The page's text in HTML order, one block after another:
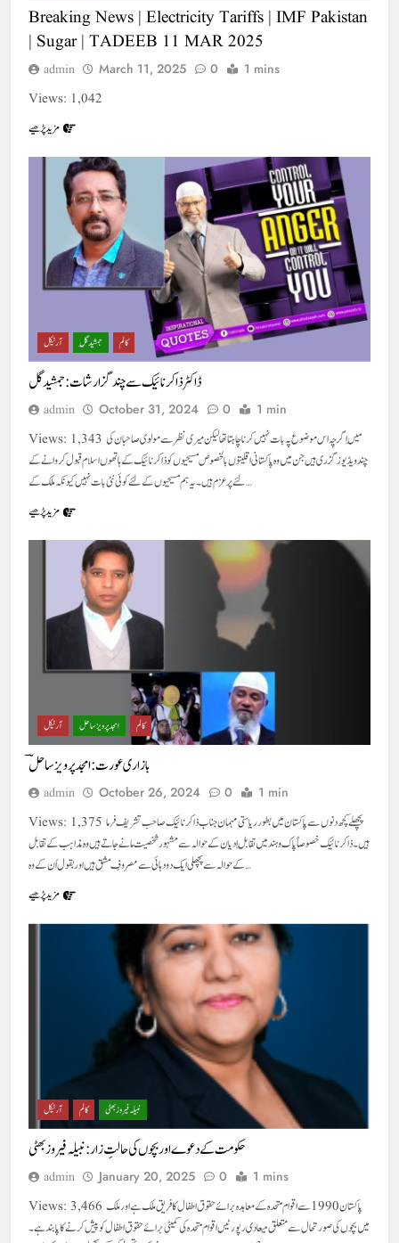
Breaking News | Electricity Tariffs | IMF Pakistan
| Sugar | TADEEB 11 MAR 2025
admin March 11, 2025 0 1 mins
Views: 1,042
مزید پڑھیے
آرٹیکل جمشید گِل کالم
ڈاکٹر ذاکر نائیک سے چند گزارشات : جمشید گل
admin October 31, 2024 0 1 min
Views: 1,343 مَیں اگرچہ اس موضوع پہ بات نہیں کرنا چاہتا تھا لیکن میری نظر سے مولوی صاحبان کی
چند ویڈیوز گزری ہیں جن میں وہ پاکستانی اقلیتوں بالخصوص مسیحیوں کو ذاکر نائیک کے ہاتھوں اسلام قبول کروانے کے
لئے پر عزم ہیں۔ یہ ہم مسیحیوں کے لئے کوئی نئی بات نہیں کیونکہ ملک کے…
مزید پڑھیے
آرٹیکل امجد پرویز ساحل کالم
بازاری عورت: امجد پرویز ساحلؔ
admin October 26, 2024 0 1 min
Views: 1,375 پچھلے کچھ دنوں سے پاکستان میں بطور ریاستی مہمان جناب ذاکر نائیک صاحب تشریف فرما
ہیں۔ ذاکر نائیک خصوصاً پاک و ہند میں تقابلِ ادیان کے حوالہ سے مشہور شخصیت مانے جاتے ہیں وہ مذاہب کے تقابل
کے حوالہ سے پچھلی ایک دو دہائی سے مصروفِ مشق ہیں اور بقول اُن کے وہ…
مزید پڑھیے
آرٹیکل کالم نبیلہ فیروز بھٹی
حکومت کے دعوے اور بچوں کی حالتِ زار: نبیلہ فیروز بھٹی
admin January 20, 2025 0 1 mins
Views: 3,466 پاکستان 1990 سے اقوام متحدہ کے معاہدہ برائے حقوق اطفال کا فریق ملک ہے اور ملک
میں بچوں کی صورتحال سے متعلق میعادی رپورٹیں اقوام متحدہ کی کمیٹی برائے حقوق اطفال کو پیش کرنے کا پابند ہے۔